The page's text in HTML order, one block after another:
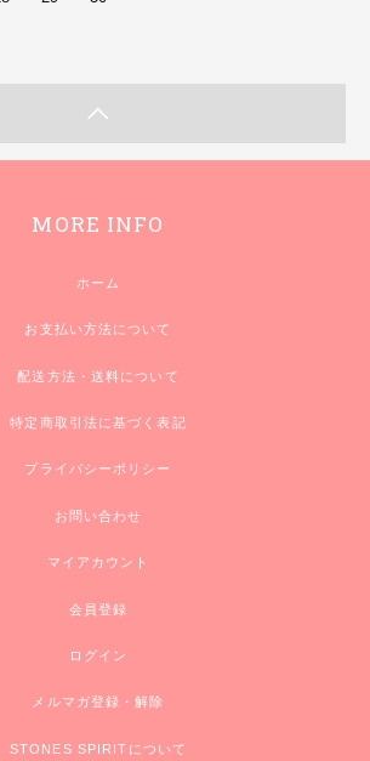
MORE INFO
ホーム
お支払い方法について
配送方法・送料について
特定商取引法に基づく表記
プライバシーポリシー
お問い合わせ
マイアカウント
会員登録
ログイン
メルマガ登録・解除
STONES SPIRITについて